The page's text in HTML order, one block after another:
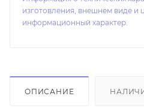
изготовления, внешнем виде и
информационный характер.
ОПИСАНИЕ